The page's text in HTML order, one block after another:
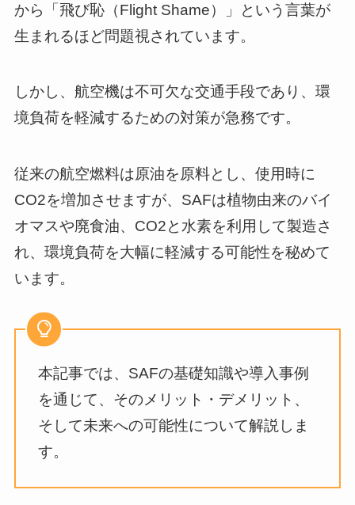
から「飛び恥（Flight Shame）」という言葉が
生まれるほど問題視されています。
しかし、航空機は不可欠な交通手段であり、環
境負荷を軽減するための対策が急務です。
従来の航空燃料は原油を原料とし、使用時に
CO2を増加させますが、SAFは植物由来のバイ
オマスや廃食油、CO2と水素を利用して製造さ
れ、環境負荷を大幅に軽減する可能性を秘めて
います。
本記事では、SAFの基礎知識や導入事例
を通じて、そのメリット・デメリット、
そして未来への可能性について解説しま
す。